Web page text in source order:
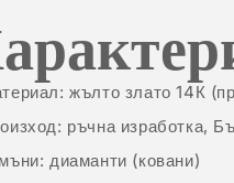
жълто злато 14К
ръчна изработка,
диаманти (ковани)